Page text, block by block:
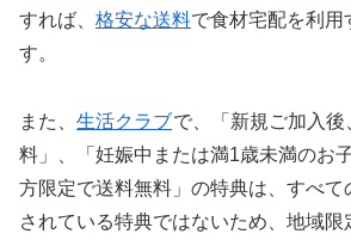
すれば、 格安な送料で食材宅配を利用
す。
また、 生活クラブで、「新規ご加入
料」、「妊娠中または満1歳未満のお
方限定で送料無料」の特典は、すべて
されている特典ではないため、地域限